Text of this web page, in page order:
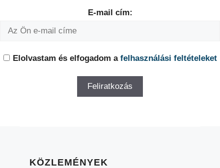
E-mail cím:
Elolvastam és elfogadom a felhasználási feltételeket
KÖZLEMÉNYEK